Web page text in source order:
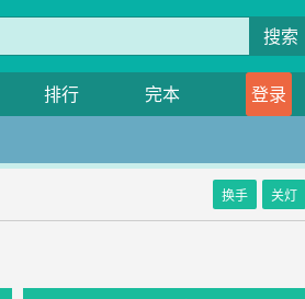
搜索
排行 完本
登录
换手 关灯